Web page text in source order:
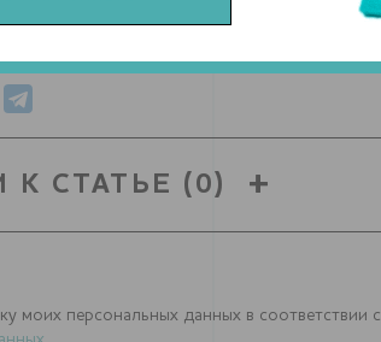
СТАТЬЕ (0)
моих персональных данных в соответствии с